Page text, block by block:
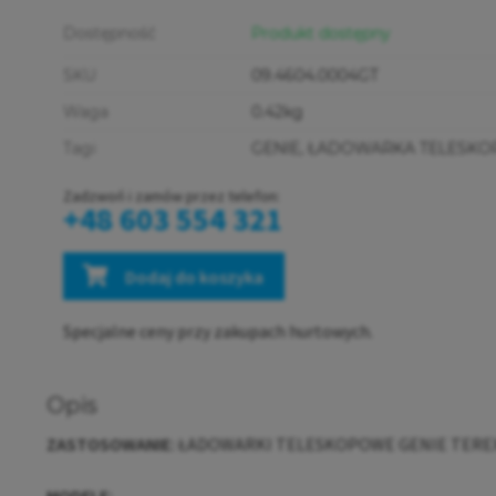
Produkt dostępny
09.4604.0004GT
0.42kg
ŁADOWARKA
Zadzwoń i zamów przez telefon:
+48 603 554 321
Dodaj do koszyka
Specjalne ceny przy zakupach hurtowych.
Opis
ZASTOSOWANIE: ŁADOWARKI TELESKOPOWE GENIE